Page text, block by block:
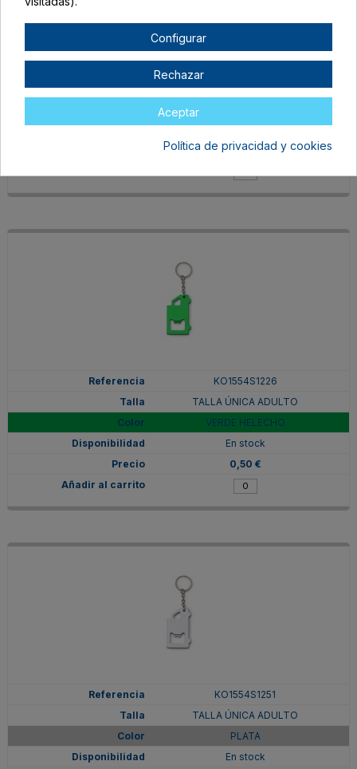
TALLA ÚNICA ADULTO
En stock
0,50 €
KO1554S1226
TALLA ÚNICA ADULTO
VERDE HELECHO
En stock
0,50 €
KO1554S1251
TALLA ÚNICA ADULTO
PLATA
En stock
Configurar
Rechazar
Aceptar
Política de privacidad y cookies